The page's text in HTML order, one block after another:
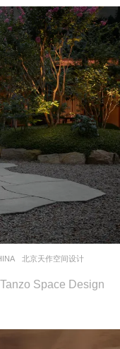
北京天作空间设计
Space Design